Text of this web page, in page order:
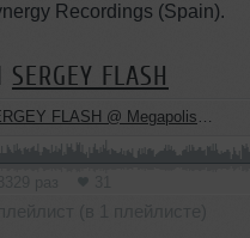
Recordings (Spain).
SERGEY FLASH
FLASH @ Megapolis FM (21 July 2013)